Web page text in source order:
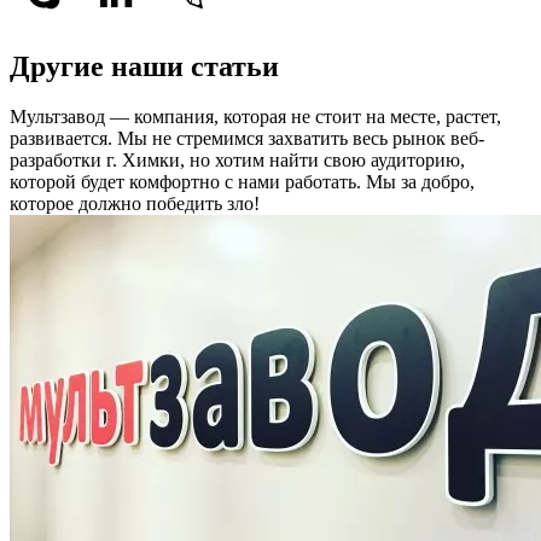
Другие наши статьи
Мультзавод — компания, которая не стоит на месте, растет,
развивается. Мы не стремимся захватить весь рынок веб-
разработки г. Химки, но хотим найти свою аудиторию,
которой будет комфортно с нами работать. Мы за добро,
которое должно победить зло!